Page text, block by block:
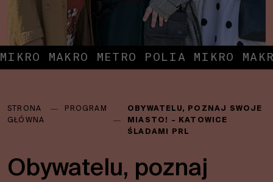
MIKRO MAKRO METRO POLIA MIKRO
tutaj:
STRONA
GŁÓWNA
―
PROGRAM
―
OBYWATELU, POZNAJ SWOJE
MIASTO! – KATOWICE
ŚLADAMI PRL
Obywatelu, poznaj